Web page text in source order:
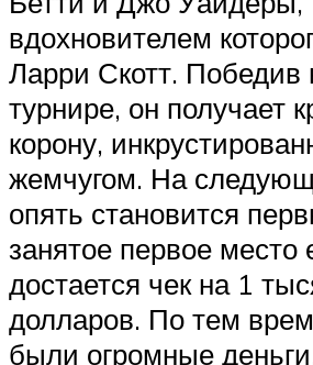
вдохновителем
Ларри Скотт. Победив
турнире, он получает
корону,
жемчугом. На
опять становится
занятое первое место
достается чек на 1
долларов. По тем
были огромные